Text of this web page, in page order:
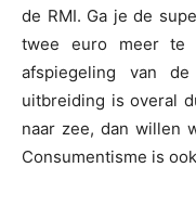
de RMI. Ga je de
twee euro meer te
afspiegeling van
uitbreiding is overal
naar zee, dan willen
Consumentisme is